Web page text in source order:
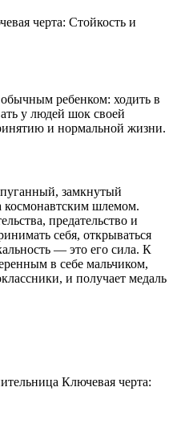
черта: Стойкость и
ребенком: ходить в
у людей шок своей
и нормальной жизни.
замкнутый
космонавтским шлемом.
предательство и
себя, открываться
— это его сила. К
в себе мальчиком,
и получает медаль
Ключевая черта: